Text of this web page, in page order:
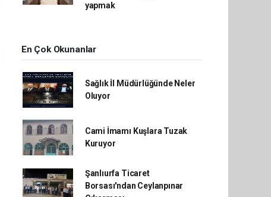
yapmak
En Çok Okunanlar
Sağlık İl Müdürlüğünde Neler
Oluyor
Cami İmamı Kuşlara Tuzak
Kuruyor
Şanlıurfa Ticaret
Borsası'ndan Ceylanpınar